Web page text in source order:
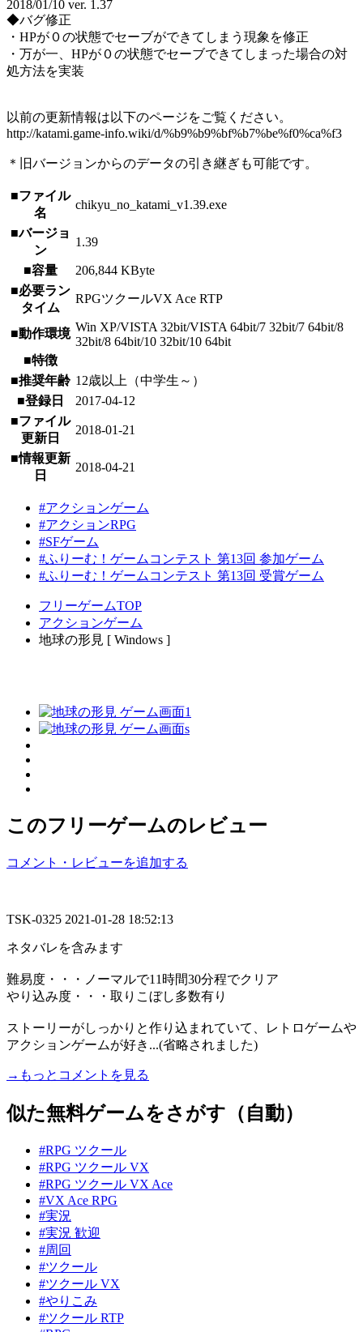
2018/01/10 ver. 1.37
◆バグ修正
・HPが０の状態でセーブができてしまう現象を修正
・万が一、HPが０の状態でセーブできてしまった場合の対
処方法を実装
以前の更新情報は以下のページをご覧ください。
http://katami.game-info.wiki/d/%b9%b9%bf%b7%be%f0%ca%f3
＊旧バージョンからのデータの引き継ぎも可能です。
■ファイル
名
chikyu_no_katami_v1.39.exe
■バージョ
ン
1.39
■容量
206,844 KByte
■必要ラン
タイム
RPGツクールVX Ace RTP
■動作環境 Win XP/VISTA 32bit/VISTA 64bit/7 32bit/7 64bit/8
32bit/8 64bit/10 32bit/10 64bit
■特徴
■推奨年齢 12歳以上（中学生～）
■登録日
2017-04-12
■ファイル
更新日
2018-01-21
■情報更新
日
2018-04-21
#アクションゲーム
#アクションRPG
#SFゲーム
#ふりーむ！ゲームコンテスト 第13回 参加ゲーム
#ふりーむ！ゲームコンテスト 第13回 受賞ゲーム
フリーゲームTOP
アクションゲーム
地球の形見 [ Windows ]
このフリーゲームのレビュー
コメント・レビューを追加する
TSK-0325 2021-01-28 18:52:13
ネタバレを含みます
難易度・・・ノーマルで11時間30分程でクリア
やり込み度・・・取りこぼし多数有り
ストーリーがしっかりと作り込まれていて、レトロゲームや
アクションゲームが好き...(省略されました)
→もっとコメントを見る
似た無料ゲームをさがす（自動）
#RPG ツクール
#RPG ツクール VX
#RPG ツクール VX Ace
#VX Ace RPG
#実況
#実況 歓迎
#周回
#ツクール
#ツクール VX
#やりこみ
#ツクール RTP